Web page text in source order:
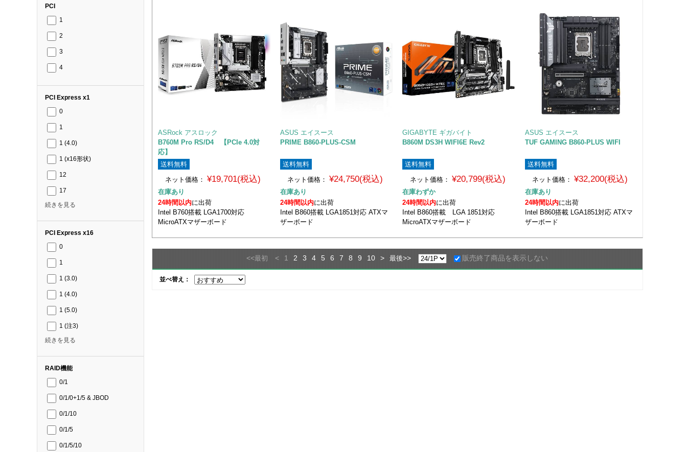
PCI
1
2
3
4
PCI Express x1
0
1
1 (4.0)
1 (x16形状)
12
17
続きを見る
PCI Express x16
0
1
1 (3.0)
1 (4.0)
1 (5.0)
1 (注3)
続きを見る
RAID機能
0/1
0/1/0+1/5 & JBOD
0/1/10
0/1/5
0/1/5/10
ASRock アスロック
B760M Pro RS/D4 【PCIe 4.0対
応】
送料無料
ネット価格：
¥19,701(税込)
在庫あり
24時間以内に出荷
Intel B760搭載 LGA1700対応
MicroATXマザーボード
ASUS エイスース
PRIME B860-PLUS-CSM
送料無料
ネット価格：
¥24,750(税込)
在庫あり
24時間以内に出荷
Intel B860搭載 LGA1851対応 ATXマ
ザーボード
GIGABYTE ギガバイト
B860M DS3H WIFI6E Rev2
送料無料
ネット価格： ¥20,799(税込)
在庫わずか
24時間以内に出荷
Intel B860搭載 LGA 1851対応
MicroATXマザーボード
ASUS エイスース
TUF GAMING B860-PLUS WIFI
送料無料
ネット価格： ¥32,200(税込)
在庫あり
24時間以内に出荷
Intel B860搭載 LGA1851対応 ATXマ
ザーボード
<<最初 < 1 2 3 4 5 6 7 8 9 10 > 最後>> 販売終了商品を表示しない
並べ替え：